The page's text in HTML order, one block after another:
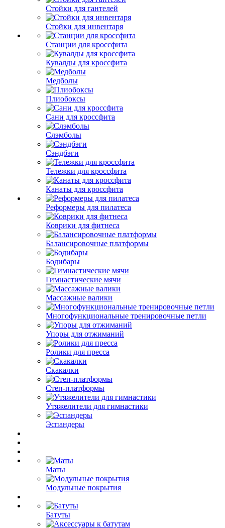
Стойки для гантелей
Стойки для инвентаря
Станции для кроссфита
Кувалды для кроссфита
Медболы
Плиобоксы
Сани для кроссфита
Слэмболы
Сэндбэги
Тележки для кроссфита
Канаты для кроссфита
Реформеры для пилатеса
Коврики для фитнеса
Балансировочные платформы
Бодибары
Гимнастические мячи
Массажные валики
Многофункциональные тренировочные петли
Упоры для отжиманий
Ролики для пресса
Скакалки
Степ-платформы
Утяжелители для гимнастики
Эспандеры
Маты
Модульные покрытия
Батуты